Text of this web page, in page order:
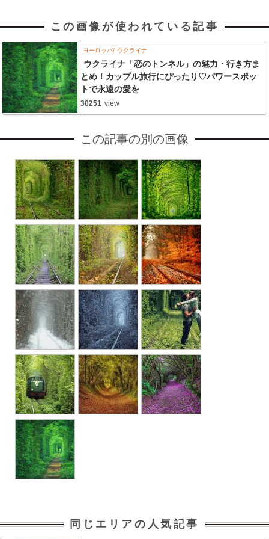
この画像が使われている記事
ヨーロッパ ウクライナ
ウクライナ「恋のトンネル」の魅力・行き方ま
とめ！カップル旅行にぴったり♡パワースポッ
トで永遠の愛を
30251 view
この記事の別の画像
同じエリアの人気記事